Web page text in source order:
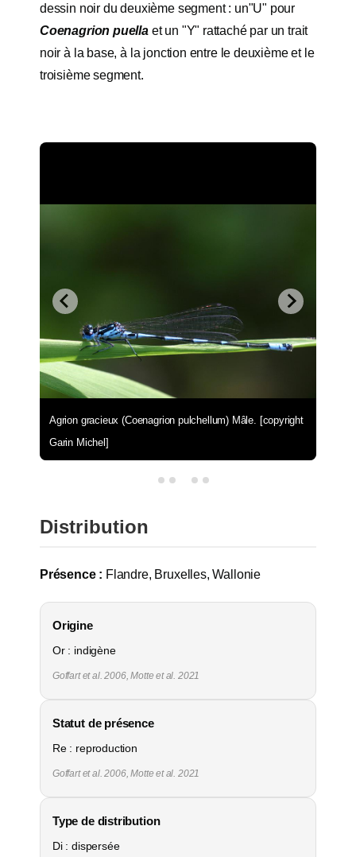
dessin noir du deuxième segment : un"U" pour
Coenagrion puellaet un "Y" rattaché par un trait
noir à la base, à la jonction entre le deuxième et le
troisième segment.
Agrion gracieux (Coenagrion pulchellum) Mâle. [copyright
Garin Michel]
Distribution
Présence : Flandre, Bruxelles, Wallonie
Origine
Or : indigène
Goffart et al. 2006, Motte et al. 2021
Statut de présence
Re : reproduction
Goffart et al. 2006, Motte et al. 2021
Type de distribution
Di : dispersée